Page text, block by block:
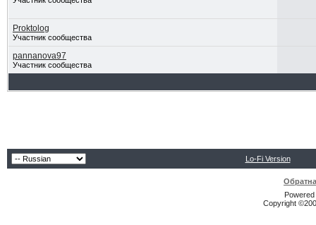
Proktolog
Участник сообщества
pannanova97
Участник сообщества
Lo-Fi Version
Copyright